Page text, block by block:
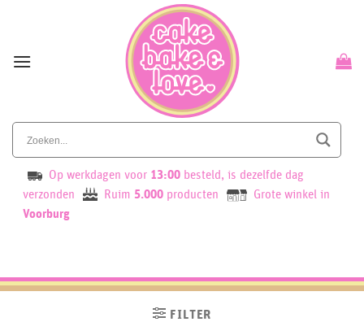
Op werkdagen voor 13:00 besteld, is dezelfde dag
verzonden
Ruim 5.000 producten
Grote winkel in
Voorburg
FILTER